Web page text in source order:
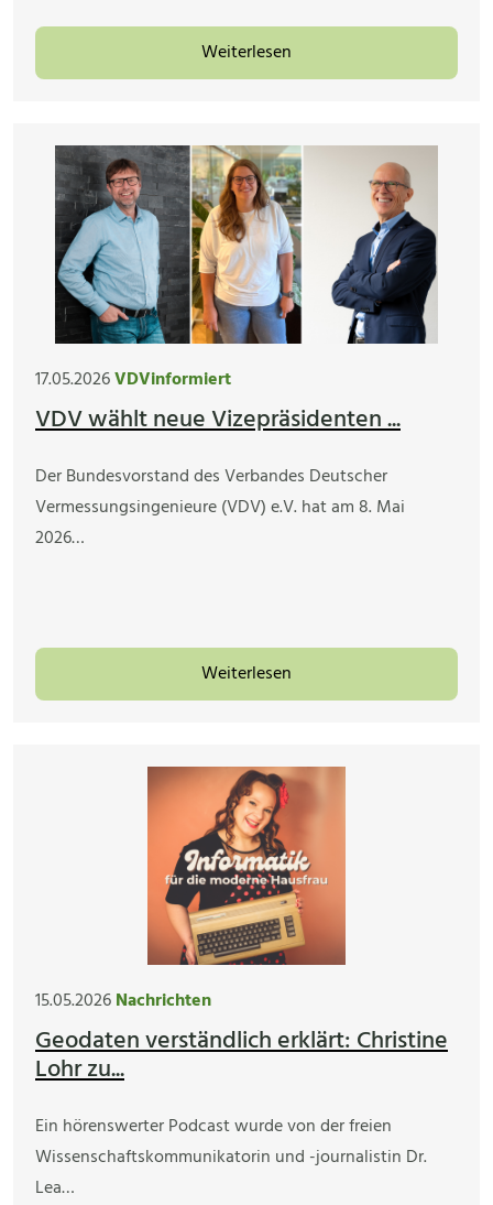
Weiterlesen
17.05.2026VDVinformiert
VDV wählt neue Vizepräsidenten ...
Der Bundesvorstand des Verbandes Deutscher
Vermessungsingenieure (VDV) e.V. hat am 8. Mai
2026…
Weiterlesen
15.05.2026Nachrichten
Geodaten verständlich erklärt: Christine
Lohr zu...
Ein hörenswerter Podcast wurde von der freien
Wissenschaftskommunikatorin und -journalistin Dr.
Lea…